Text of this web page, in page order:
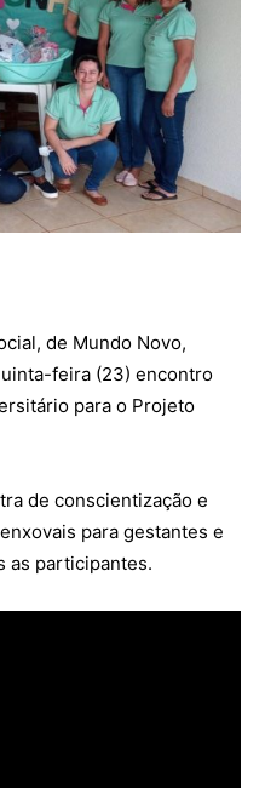
de Mundo Novo,
feira (23) encontro
para o Projeto
de conscientização e
para gestantes e
as participantes.